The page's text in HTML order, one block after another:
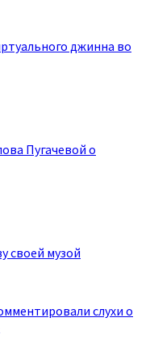
джинна во
Пугачевой о
своей музой